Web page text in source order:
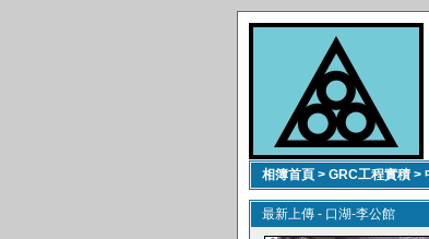
相簿首頁 > GRC工程實積 >
最新上傳 - 口湖-李公館